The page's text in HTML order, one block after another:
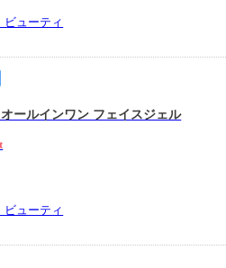
ビューティ
ールインワン フェイスジェル
ビューティ